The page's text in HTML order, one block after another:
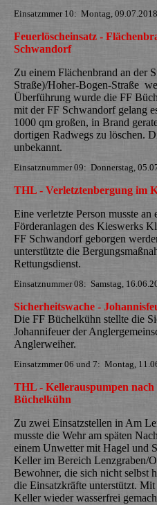
Einsatzmmer 10: Montag,
Feuerlöscheinsatz -
Schwandorf
Zu einem Flächenbrand an der
Straße)/Hoher-Bogen-Straße
Überführung wurde die FF
mit der FF Schwandorf gelang
1000 qm großen, in Brand
dortigen Radwegs zu löschen.
unbekannt.
Einsatznummer 09: Donnerstag,
THL - Verletztenbergung im
Eine verletzte Person musste an
Förderanlagen des Kieswerks
FF Schwandorf geborgen
unterstützte die
Rettungsdienst.
Einsatznummer 08: Samstag,
Sicherheitswache -
Die FF Büchelkühn stellte die
Johannifeuer der
Anglerweiher.
Einsatzmmer 06 und 7: Montag,
THL - Kellerauspumpen
Büchelkühn
Zu zwei Einsatzstellen in Am
musste die Wehr am späten
einem Unwetter mit Hagel und
Keller im Bereich Lenzgraben/
Bewohner, die sich nicht selbst
die Einsatzkräfte unterstützt.
Keller wieder wasserfrei